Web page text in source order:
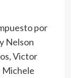
por
Nelson
Victor
Michele